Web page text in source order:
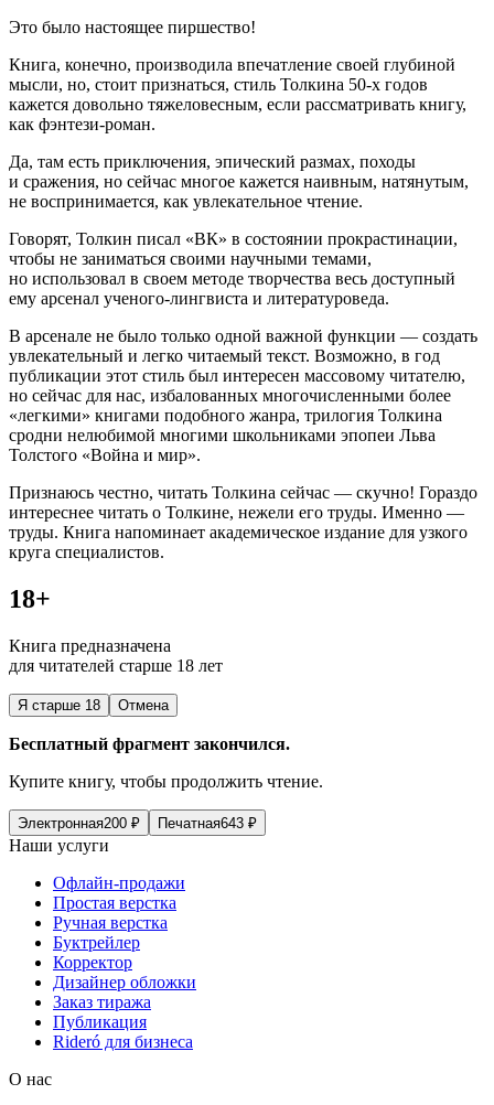
Это было настоящее пиршество!
Книга, конечно, производила впечатление своей глубиной
мысли, но, стоит признаться, стиль Толкина 50-х годов
кажется довольно тяжеловесным, если рассматривать книгу,
как фэнтези-роман.
Да, там есть приключения, эпический размах, походы
и сражения, но сейчас многое кажется наивным, натянутым,
не воспринимается, как увлекательное чтение.
Говорят, Толкин писал «ВК» в состоянии прокрастинации,
чтобы не заниматься своими научными темами,
но использовал в своем методе творчества весь доступный
ему арсенал ученого-лингвиста и литературоведа.
В арсенале не было только одной важной функции — создать
увлекательный и легко читаемый текст. Возможно, в год
публикации этот стиль был интересен массовому читателю,
но сейчас для нас, избалованных многочисленными более
«легкими» книгами подобного жанра, трилогия Толкина
сродни нелюбимой многими школьниками эпопеи Льва
Толстого «Война и мир».
Признаюсь честно, читать Толкина сейчас — скучно! Гораздо
интереснее читать о Толкине, нежели его труды. Именно —
труды. Книга напоминает академическое издание для узкого
круга специалистов.
18+
Книга предназначена
для читателей старше 18 лет
Я старше 18 Отмена
Бесплатный фрагмент закончился.
Купите книгу, чтобы продолжить чтение.
Электронная200 ₽ Печатная643 ₽
Наши услуги
Офлайн-продажи
Простая верстка
Ручная верстка
Буктрейлер
Корректор
Дизайнер обложки
Заказ тиража
Публикация
Rideró для бизнеса
О нас